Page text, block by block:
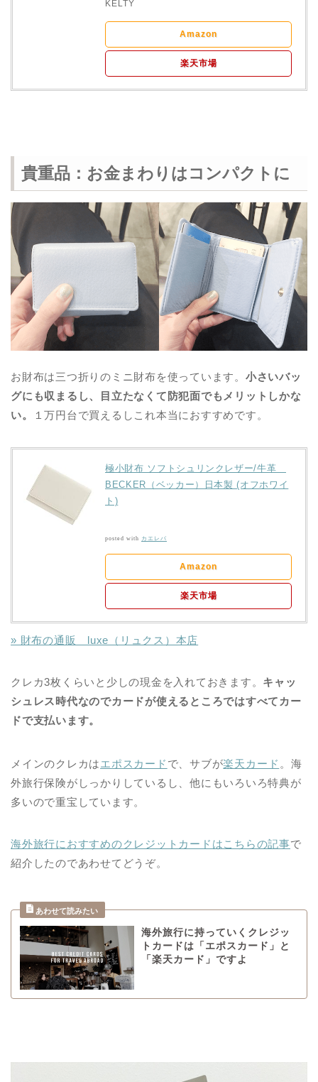
KELTY
Amazon
楽天市場
貴重品：お金まわりはコンパクトに
お財布は三つ折りのミニ財布を使っています。 小さいバッ
グにも収まるし、目立たなくて防犯面でもメリットしかな
い。
１万円台で買えるしこれ本当におすすめです。
極小財布 ソフトシュリンクレザー/牛革
BECKER（ベッカー）日本製 (オフホワイ
ト)
posted with カエレバ
Amazon
楽天市場
» 財布の通販 luxe（リュクス）本店
クレカ3枚くらいと少しの現金を入れておきます。 キャッ
シュレス時代なのでカードが使えるところではすべてカー
ドで支払います。
メインのクレカはエポスカード で、サブが楽天カード 。海
外旅行保険がしっかりしているし、他にもいろいろ特典が
多いので重宝しています。
海外旅行におすすめのクレジットカードはこちらの記事で
紹介したのであわせてどうぞ。
海外旅行に持っていくクレジッ
トカードは「エポスカード」と
「楽天カード」ですよ